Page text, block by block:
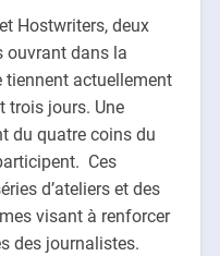
Hostwriters, deux
ouvrant dans la
actuellement
trois jours. Une
du quatre coins du
Ces
d’ateliers et des
visant à renforcer
des journalistes.